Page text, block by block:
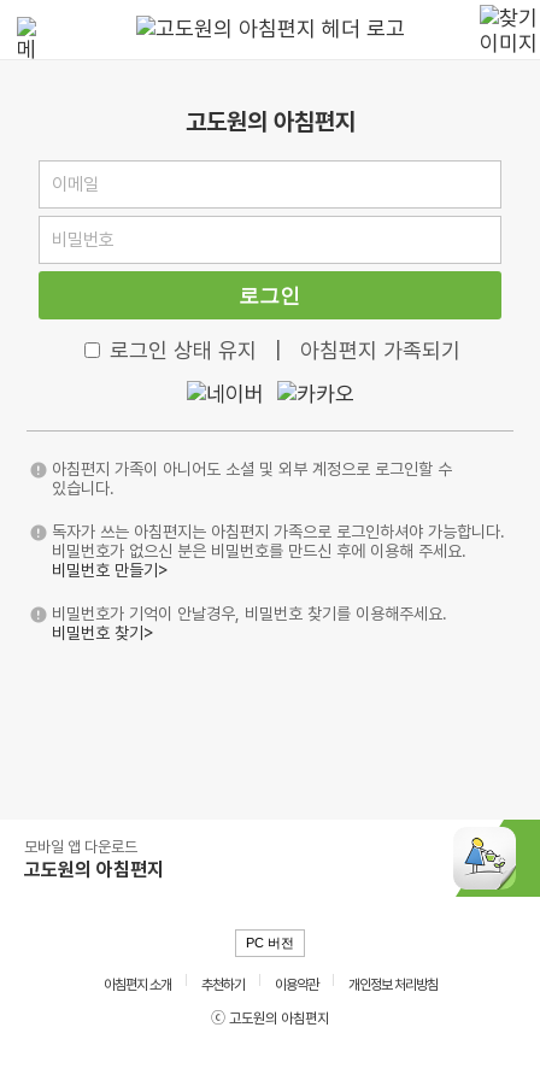
고도원의 아침편지
로그인
로그인 상태 유지 아침편지 가족되기
아침편지 가족이 아니어도 소셜 및 외부 계정으로 로그인할 수
있습니다.
독자가 쓰는 아침편지는 아침편지 가족으로 로그인하셔야 가능합니다.
비밀번호가 없으신 분은 비밀번호를 만드신 후에 이용해 주세요.
비밀번호 만들기>
비밀번호가 기억이 안날경우, 비밀번호 찾기를 이용해주세요.
비밀번호 찾기>
모바일 앱 다운로드
고도원의 아침편지
PC 버전
아침편지 소개 추천하기 이용약관
개인정보 처리방침
ⓒ 고도원의 아침편지